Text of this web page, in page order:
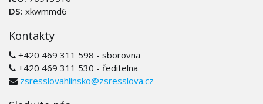
DS: xkwmmd6
Kontakty
+420 469 311 598 - sborovna
+420 469 311 530 - ředitelna
zsresslovahlinsko@zsresslova.cz